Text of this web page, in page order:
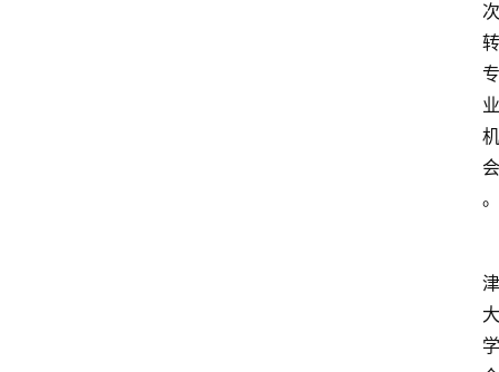
次
转
专
业
机
会
。
津
大
学